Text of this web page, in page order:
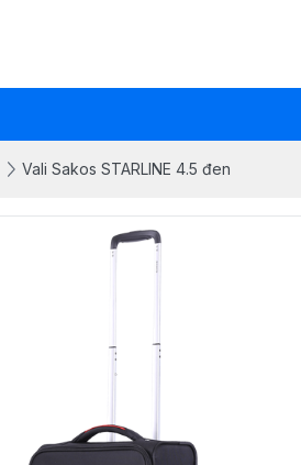
Vali Sakos STARLINE 4.5 đen